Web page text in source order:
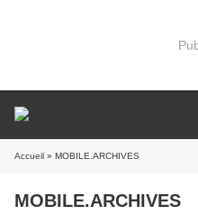
Accueil » MOBILE.ARCHIVES
MOBILE.ARCHIVES